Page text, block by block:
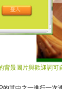
背景圖片與歡迎詞